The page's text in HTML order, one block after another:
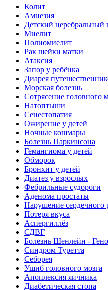
Колит
Амнезия
Детский
Миелит
Полиомиелит
Рак шейки матки
Атаксия
Запор у ребёнка
Диарея
Морская болезнь
Сотрясение головного
Натоптыши
Сенестопатия
Ожирение у детей
Ночные кошмары
Болезнь Паркинсона
Гемангиома у детей
Обморок
Бронхит у детей
Диатез у взрослых
Фебрильные судороги
Аденома простаты
Нарушение сердечного
Потеря вкуса
Аспергиллёз
СДВГ
Болезнь Шенлейн -
Синдром Туретта
Себорея
Ушиб головного мозга
Апоплексия яичника
Диабетическая стопа